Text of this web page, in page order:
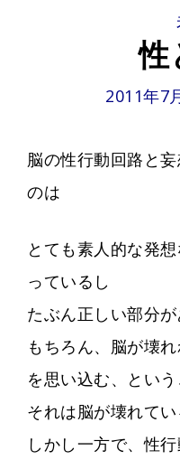
性
2011年7
脳の性行動回路と
のは
とても素人的な発
っているし
たぶん正しい部分
もちろん、脳が壊
を思い込む、とい
それは脳が壊れて
しかし一方で、性